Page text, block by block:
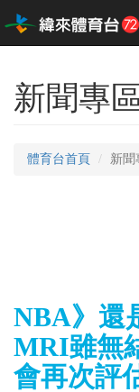
新聞專區
體育台首頁 新聞
NBA》還
MRI雖無
會再次評